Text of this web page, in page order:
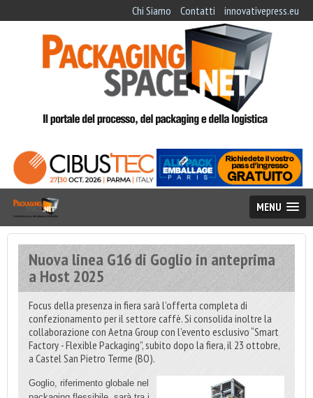
Chi Siamo Contatti innovativepress.eu
MENU
Nuova linea G16 di Goglio in anteprima
a Host 2025
Focus della presenza in fiera sarà l’offerta completa di
confezionamento per il settore caffè. Si consolida inoltre la
collaborazione con Aetna Group con l’evento esclusivo “Smart
Factory - Flexible Packaging”, subito dopo la fiera, il 23 ottobre,
a Castel San Pietro Terme (BO).
Goglio, riferimento globale nel